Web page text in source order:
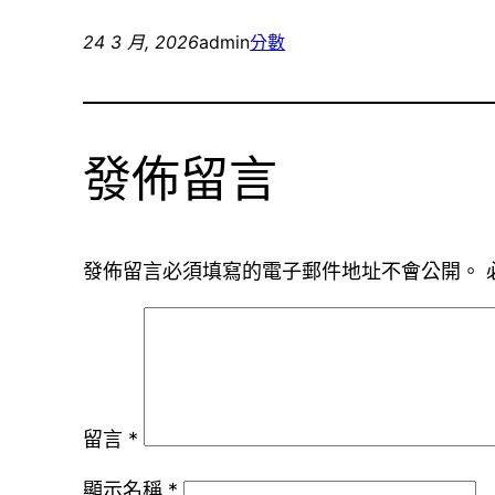
24 3 月, 2026admin分數
發佈留言
發佈留言必須填寫的電子郵件地址不會公開。
留言 *
顯示名稱 *